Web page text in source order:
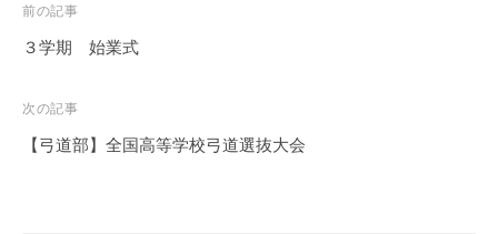
Post
navigation
前の記事
３学期 始業式
次の記事
【弓道部】全国高等学校弓道選抜大会